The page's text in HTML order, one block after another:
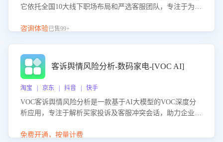
它依托全国10大线下职场布局和严选客服团队，专注于为企
客服团队和智能工具提升语音客服服务效率和质量，帮助企
咨询体验已售99+
客诉舆情风险分析-数码家电-[VOC AI]
淘宝 | 京东 | 抖音 | 快手
VOC客诉舆情风险分析是一款基于AI大模型的VOC深度分
析应用，专注于解析买家投诉及客服冲突会话，助力企业精
别客户情绪、归因争议根源，并客观评估客服应对合理性与
免费开通，按量计费